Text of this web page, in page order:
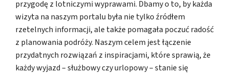
przygodę z lotniczymi wyprawami. Dbamy o to, by każda
wizyta na naszym portalu była nie tylko źródłem
rzetelnych informacji, ale także pomagała poczuć radość
z planowania podróży. Naszym celem jest łączenie
przydatnych rozwiązań z inspiracjami, które sprawią, że
każdy wyjazd – służbowy czy urlopowy – stanie się